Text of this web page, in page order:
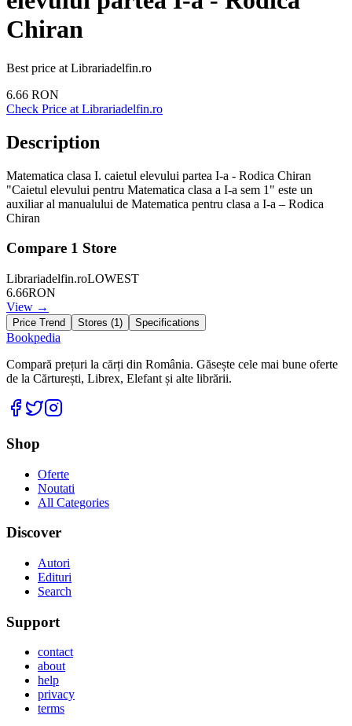
Chiran
Best price at Librariadelfin.ro
6.66 RON
Check Price at Librariadelfin.ro
Description
Matematica clasa I. caietul elevului partea I-a - Rodica Chiran
"Caietul elevului pentru Matematica clasa a I-a sem 1" este un
auxiliar al manualului de Matematica pentru clasa a I-a – Rodica
Chiran
Compare 1 Store
Librariadelfin.roLOWEST
6.66RON
View →
Price Trend Stores (1) Specifications
Bookpedia
Compară prețuri la cărți din România. Găsește cele mai bune oferte
de la Cărturești, Librex, Elefant și alte librării.
Facebook
Twitter
Shop
Oferte
Noutati
All Categories
Discover
Autori
Edituri
Search
Support
contact
about
help
privacy
terms